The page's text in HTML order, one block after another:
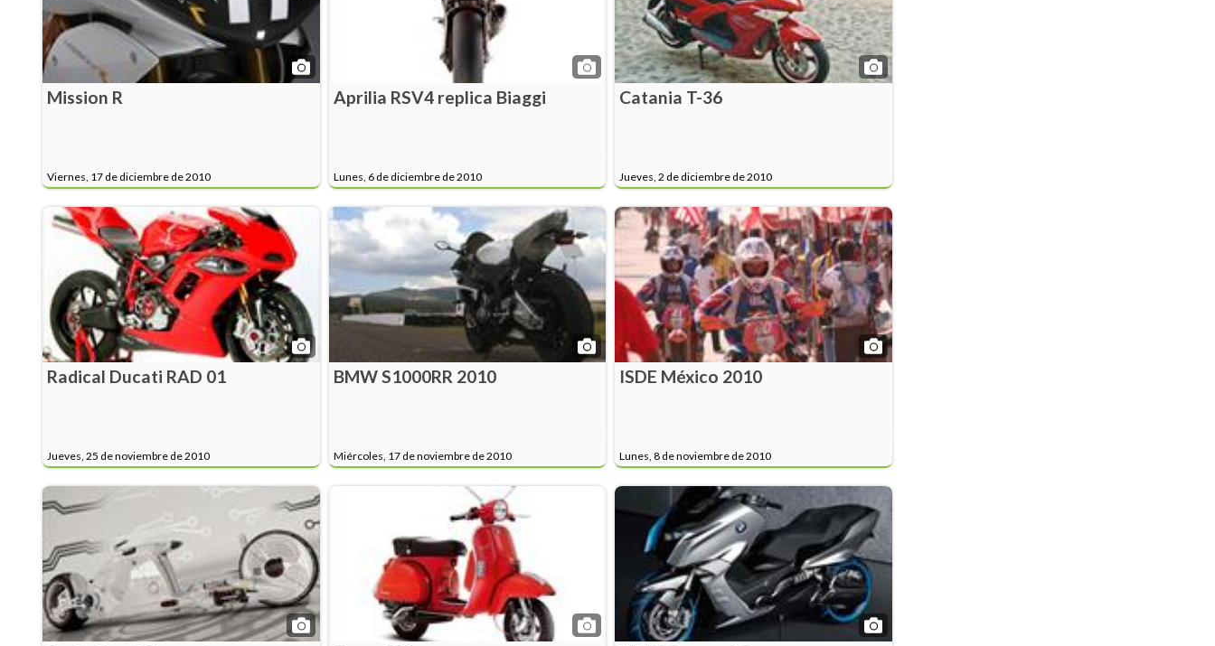
Mission R
Viernes, 17 de diciembre de 2010
Aprilia RSV4 replica Biaggi
Lunes, 6 de diciembre de 2010
Catania T-36
Jueves, 2 de diciembre de 2010
Radical Ducati RAD 01
Jueves, 25 de noviembre de 2010
BMW S1000RR 2010
Miércoles, 17 de noviembre de 2010
ISDE México 2010
Lunes, 8 de noviembre de 2010